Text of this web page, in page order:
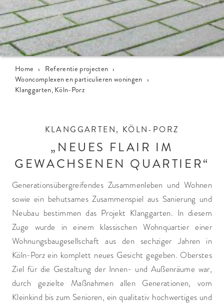
Home › Referentie projecten ›
Wooncomplexen en particulieren woningen ›
Klanggarten, Köln-Porz
KLANGGARTEN, KÖLN-PORZ
„NEUES FLAIR IM
GEWACHSENEN QUARTIER“
Generationsübergreifendes Zusammenleben und Wohnen
sowie ein behutsames Zusammenspiel aus Sanierung und
Neubau bestimmen das Projekt Klanggarten. In diesem
Zuge wurde in einem klassischen Wohnquartier einer
Wohnungsbaugesellschaft aus den sechziger Jahren in
Köln-Porz ein komplett neues Gesicht gegeben. Oberstes
Ziel für die Gestaltung der Innen- und Außenräume war,
durch gezielte Maßnahmen allen Generationen, vom
Kleinkind bis zum Senioren, ein qualitativ hochwertiges und